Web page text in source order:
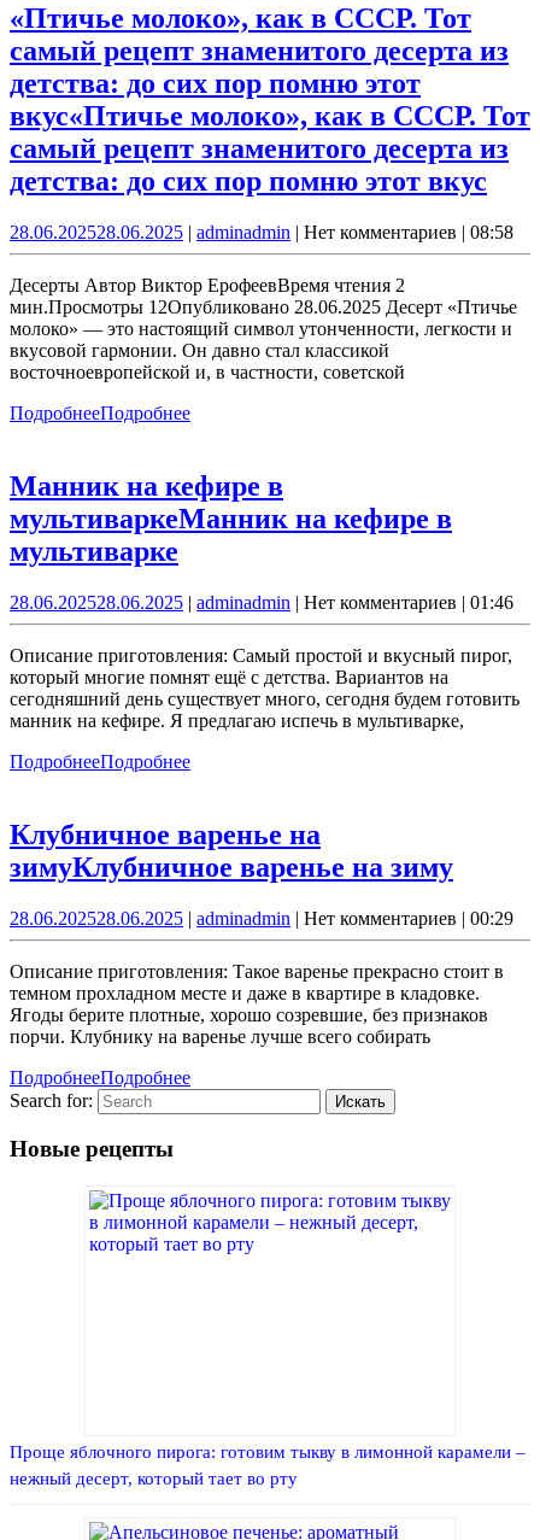
«Птичье молоко», как в СССР. Тот
самый рецепт знаменитого десерта из
детства: до сих пор помню этот
вкус«Птичье молоко», как в СССР. Тот
самый рецепт знаменитого десерта из
детства: до сих пор помню этот вкус
28.06.202528.06.2025 | adminadmin | Нет комментариев | 08:58
Десерты Автор Виктор ЕрофеевВремя чтения 2
мин.Просмотры 12Опубликовано 28.06.2025 Десерт «Птичье
молоко» — это настоящий символ утонченности, легкости и
вкусовой гармонии. Он давно стал классикой
восточноевропейской и, в частности, советской
ПодробнееПодробнее
Манник на кефире в
мультиваркеМанник на кефире в
мультиварке
28.06.202528.06.2025 | adminadmin | Нет комментариев | 01:46
Описание приготовления: Самый простой и вкусный пирог,
который многие помнят ещё с детства. Вариантов на
сегодняшний день существует много, сегодня будем готовить
манник на кефире. Я предлагаю испечь в мультиварке,
ПодробнееПодробнее
Клубничное варенье на
зимуКлубничное варенье на зиму
28.06.202528.06.2025 | adminadmin | Нет комментариев | 00:29
Описание приготовления: Такое варенье прекрасно стоит в
темном прохладном месте и даже в квартире в кладовке.
Ягоды берите плотные, хорошо созревшие, без признаков
порчи. Клубнику на варенье лучше всего собирать
ПодробнееПодробнее
Search for:
Новые рецепты
Проще яблочного пирога: готовим тыкву в лимонной карамели –
нежный десерт, который тает во рту